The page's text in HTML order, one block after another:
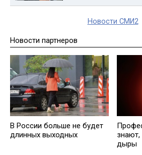
Новости СМИ2
Новости партнеров
В России больше не будет
длинных выходных
знают,
дыры